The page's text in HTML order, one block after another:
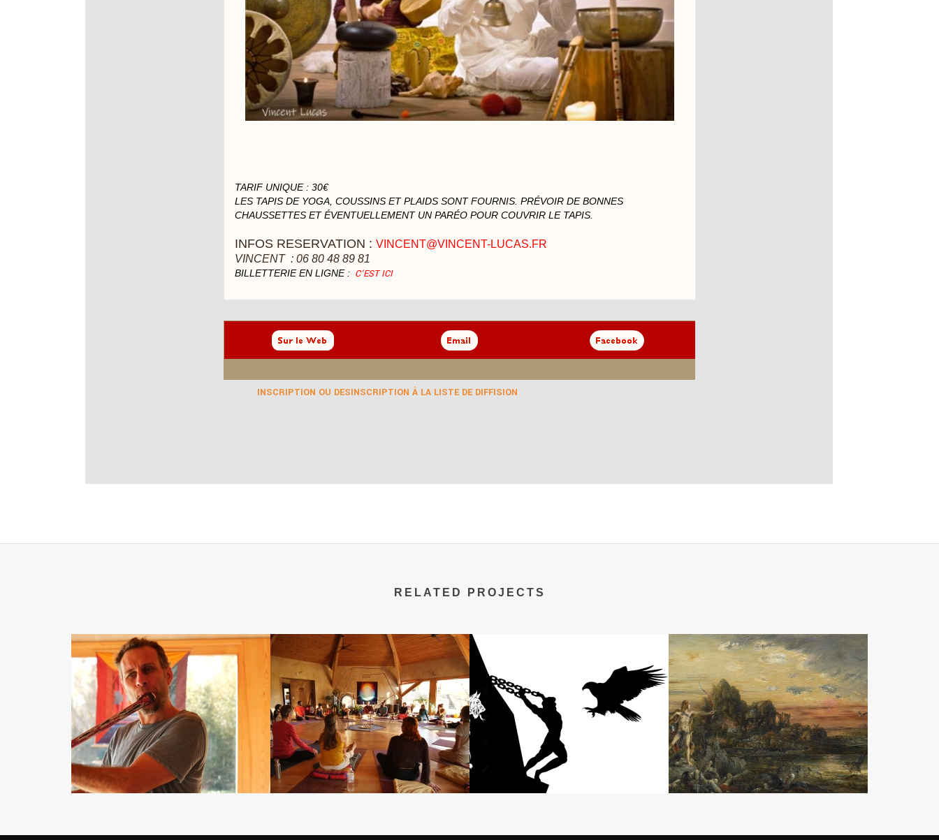
TARIF UNIQUE : 30€
LES TAPIS DE YOGA, COUSSINS ET PLAIDS SONT FOURNIS. PRÉVOIR DE BONNES
CHAUSSETTES ET ÉVENTUELLEMENT UN PARÉO POUR COUVRIR LE TAPIS.
INFOS RESERVATION : VINCENT@VINCENT-LUCAS.FR
VINCENT : 06 80 48 89 81
BILLETTERIE EN LIGNE : C'EST ICI
INSCRIPTION OU DESINSCRIPTION À LA LISTE DE DIFFISION
RELATED PROJECTS